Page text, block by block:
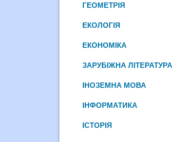
ГЕОМЕТРІЯ
ЕКОЛОГІЯ
ЕКОНОМІКА
ЗАРУБІЖНА ЛІТЕРАТУРА
ІНОЗЕМНА МОВА
ІНФОРМАТИКА
ІСТОРІЯ